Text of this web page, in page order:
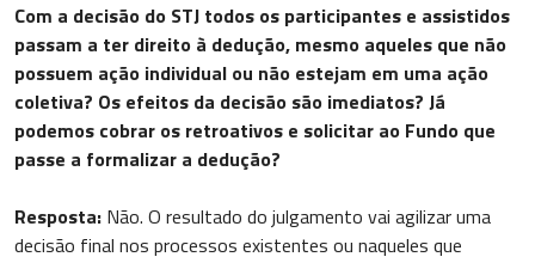
Com a decisão do STJ todos os participantes e assistidos
passam a ter direito à dedução, mesmo aqueles que não
possuem ação individual ou não estejam em uma ação
coletiva? Os efeitos da decisão são imediatos? Já
podemos cobrar os retroativos e solicitar ao Fundo que
passe a formalizar a dedução?
Resposta: Não. O resultado do julgamento vai agilizar uma
decisão final nos processos existentes ou naqueles que